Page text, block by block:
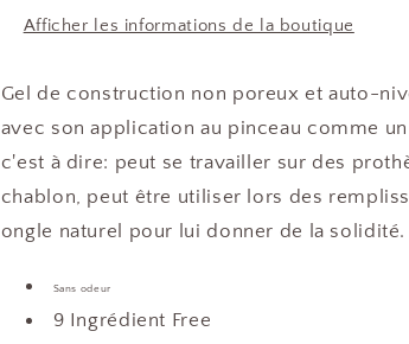
Afficher les informations de la boutique
Gel de construction non poreux et auto-
avec son application au pinceau comme
c'est à dire: peut se travailler sur des
chablon, peut être utiliser lors des
ongle naturel pour lui donner de la solidité.
Sans odeur
9 Ingrédient Free